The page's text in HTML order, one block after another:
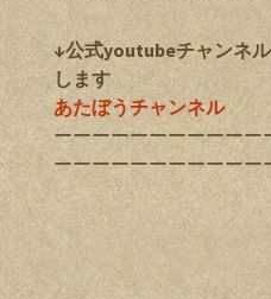
↓公式youtubeチャンネ
します
あたぼうチャンネル
ーーーーーーーーーー
ーーーーーーーーーーー